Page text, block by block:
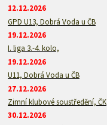
12.12.2026
GPD U13, Dobrá Voda u ČB
19.12.2026
I. liga 3.-4. kolo,
19.12.2026
U11, Dobrá Voda u ČB
27.12.2026
Zimní klubové soustředění, ČK
30.12.2026